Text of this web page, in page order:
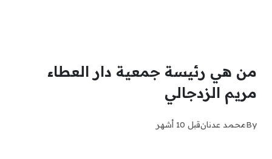
من هي رئيسة جمعية دار العطاء
مريم الزدجالي
Byمحمد عدنانقبل 10 أشهر